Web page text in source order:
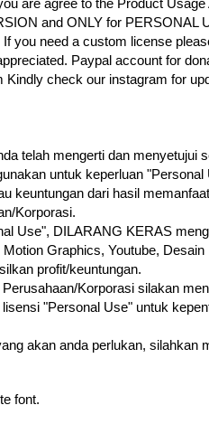
are agree to the Product
and ONLY for
you need a custom license
Paypal account for
Kindly check our instagram for
telah mengerti dan
untuk keperluan
keuntungan dari hasil
Korporasi.
Use", DILARANG KERAS
Graphics, Youtube,
profit/keuntungan.
Korporasi silakan
"Personal Use" untuk
akan anda perlukan,
font.